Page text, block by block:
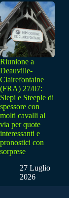
Riunione a
Deauville-
Clairefontaine
(FRA) 27/07:
Siepi e Steeple di
spessore con
molti cavalli al
via per quote
interessanti e
pronostici con
sorprese
27 Luglio
2026